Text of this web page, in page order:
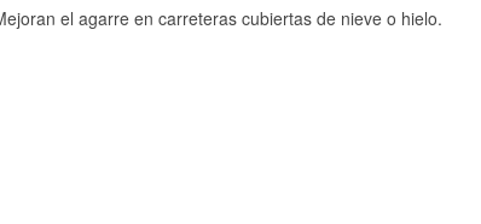
el agarre en carreteras cubiertas de nieve o hielo.